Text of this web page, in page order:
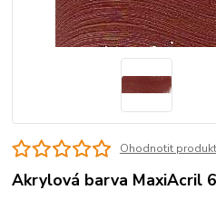
Ohodnotit produkt
Akrylová barva MaxiAcril